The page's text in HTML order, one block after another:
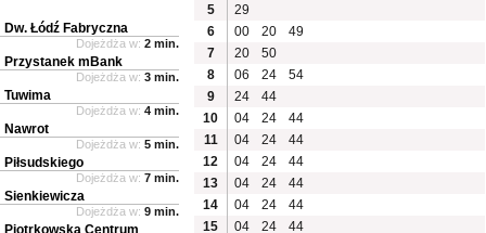
5
29
6
00 20
49
7
20
50
8
06 24
54
9
24
44
10
04 24
44
11
04 24
44
12
04 24
44
13
04 24
44
14
04 24
44
15
04 24 44
Dw. Łódź Fabryczna
Dojeżdża w: 2 min.
Przystanek mBank
Dojeżdża w: 3 min.
Tuwima
Dojeżdża w: 4 min.
Nawrot
Dojeżdża w: 5 min.
Piłsudskiego
Dojeżdża w: 7 min.
Sienkiewicza
Dojeżdża w: 9 min.
Piotrkowska Centrum